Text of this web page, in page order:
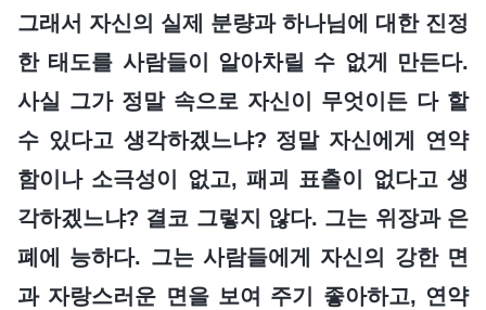
그래서 자신의 실제 분량과 하나님에 대한 진정
한 태도를 사람들이 알아차릴 수 없게 만든다.
사실 그가 정말 속으로 자신이 무엇이든 다 할
수 있다고 생각하겠느냐? 정말 자신에게 연약
함이나 소극성이 없고, 패괴 표출이 없다고 생
각하겠느냐? 결코 그렇지 않다. 그는 위장과 은
폐에 능하다. 그는 사람들에게 자신의 강한 면
과 자랑스러운 면을 보여 주기 좋아하고, 연약